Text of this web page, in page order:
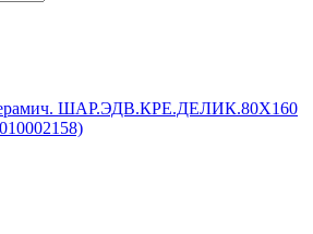
ШАР.ЭДВ.КРЕ.ДЕЛИК.80X160